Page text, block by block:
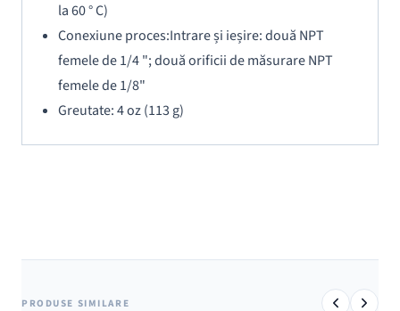
la 60 ° C)
Conexiune proces:Intrare și ieșire: două NPT
femele de 1/4 "; două orificii de măsurare NPT
femele de 1/8"
Greutate: 4 oz (113 g)
PRODUSE SIMILARE